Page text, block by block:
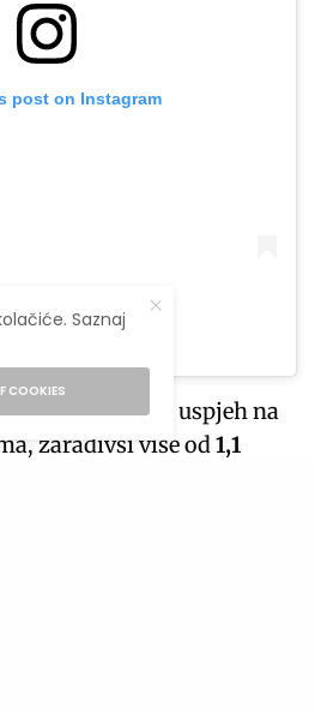
post on Instagram
su ogroman uspjeh na
zaradivši više od1,1
Saznaj
COOKIES